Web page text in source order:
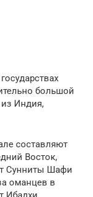
большой
Индия,
составляют
Восток,
Сунниты Шафи
оманцев в